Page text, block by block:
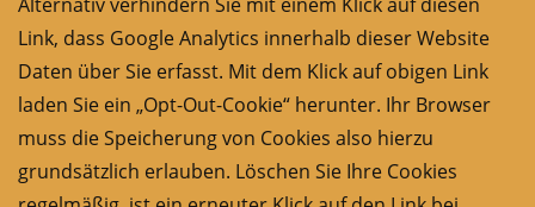
Link, dass Google Analytics innerhalb dieser Website
Daten über Sie erfasst. Mit dem Klick auf obigen Link
laden Sie ein „Opt-Out-Cookie“ herunter. Ihr Browser
muss die Speicherung von Cookies also hierzu
grundsätzlich erlauben. Löschen Sie Ihre Cookies